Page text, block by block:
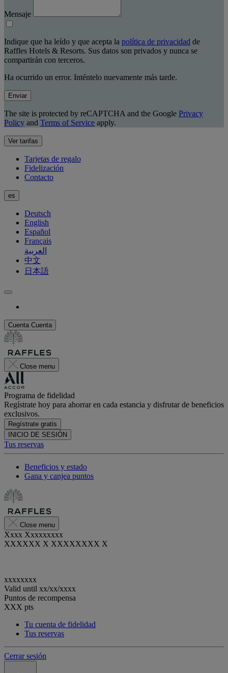
Mensaje
Indique que ha leído y que acepta la política de privacidad de
Raffles Hotels & Resorts. Sus datos son privados y nunca se
compartirán con terceros.
Ha ocurrido un error. Inténtelo nuevamente más tarde.
Enviar
The site is protected by reCAPTCHA and the Google Privacy
Policy and Terms of Service apply.
Ver tarifas
Tarjetas de regalo
Fidelización
Contacto
es
Deutsch
English
Español
Français
العربية
中文
日本語
Cuenta Cuenta
Close menu
Programa de fidelidad
Regístrate hoy para ahorrar en cada estancia y disfrutar de beneficios
exclusivos.
Regístrate gratis
INICIO DE SESIÓN
Tus reservas
Beneficios y estado
Gana y canjea puntos
Close menu
Xxxx Xxxxxxxxx
XXXXXX X XXXXXXXX X
xxxxxxxx
Valid until xx/xx/xxxx
Puntos de recompensa
XXX pts
Tu cuenta de fidelidad
Tus reservas
Cerrar sesión